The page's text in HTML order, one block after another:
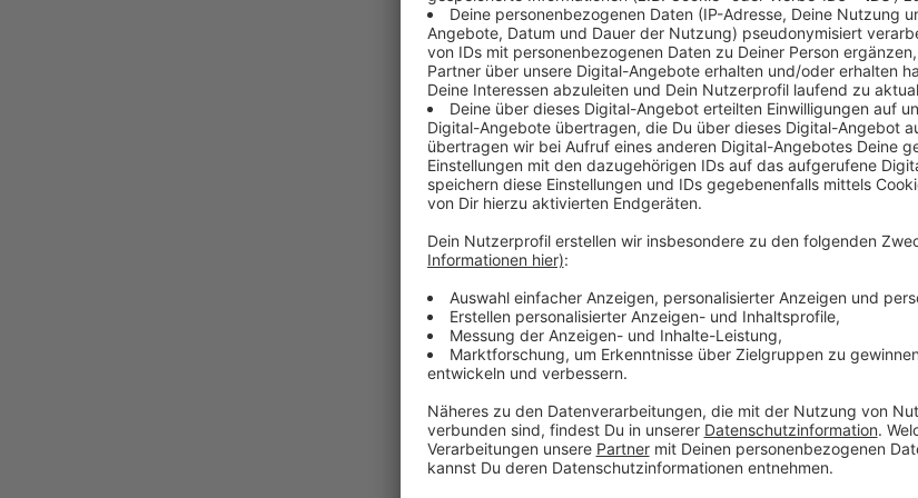
Noch immer stirbt in Deutschland an
Partner ausgeht. Am heutigen
Kö-Bogen, das Riesenrad und der ERGO-
das Hetjensmuseum, das Maxhaus, die
Stockum, der Rather Dome und mehrere
die Nummer des bundesweiten
Brötchentüten verteilt.
Weitere Links & Infos zum Thema:
Die Vereinten Nationen zum